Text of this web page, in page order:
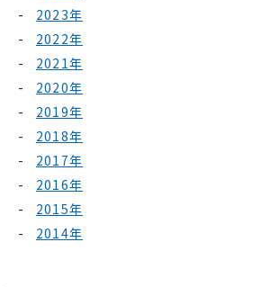
2023年
2022年
2021年
2020年
2019年
2018年
2017年
2016年
2015年
2014年